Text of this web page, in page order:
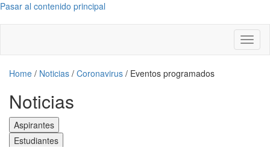
Pasar al contenido principal
Home / Noticias / Coronavirus / Eventos programados
Noticias
Aspirantes
Estudiantes